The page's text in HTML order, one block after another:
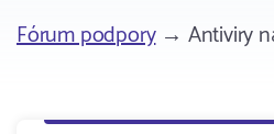
Fórum podpory→ Antiviry